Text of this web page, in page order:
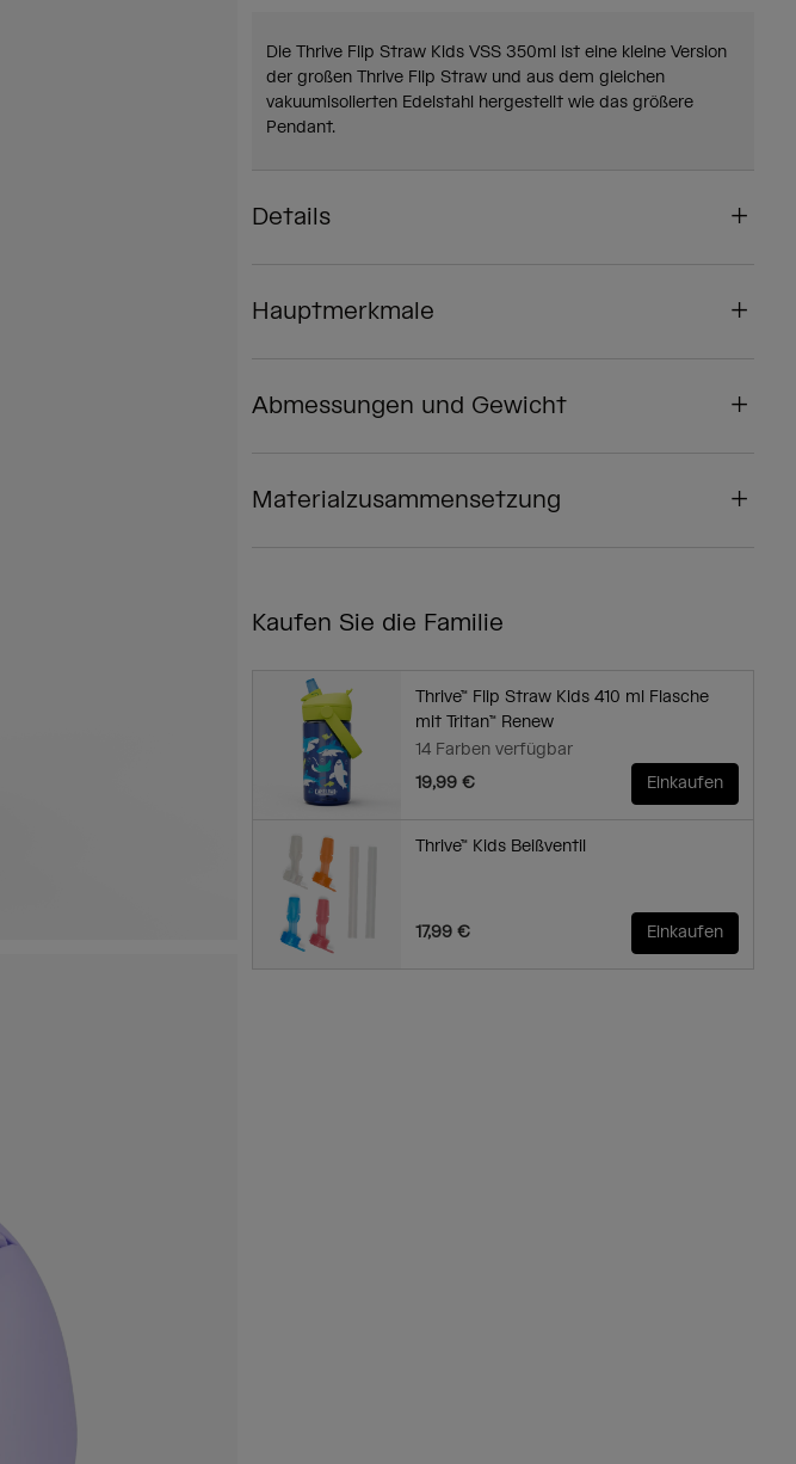
Die Thrive Flip Straw Kids VSS 350ml ist eine kleine Version
der großen Thrive Flip Straw und aus dem gleichen
vakuumisolierten Edelstahl hergestellt wie das größere
Pendant.
Details
Hauptmerkmale
Abmessungen und Gewicht
Materialzusammensetzung
Kaufen Sie die Familie
Thrive™ Flip Straw Kids 410 ml Flasche
mit Tritan™ Renew
14 Farben verfügbar
19,99 €
Einkaufen
Thrive™ Kids Beißventil
17,99 € Einkaufen